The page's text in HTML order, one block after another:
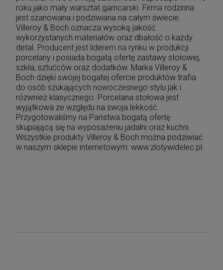
roku jako mały warsztat garncarski. Firma rodzinna
jest szanowana i podziwiana na całym świecie.
Villeroy & Boch oznacza wysoką jakość
wykorzystanych materiałów oraz dbałość o każdy
detal. Producent jest liderem na rynku w produkcji
porcelany i posiada bogatą ofertę zastawy stołowej,
szkła, sztućców oraz dodatków. Marka Villeroy &
Boch dzięki swojej bogatej ofercie produktów trafia
do osób szukających nowoczesnego stylu jak i
rózwnież klasycznego. Porcelana stołowa jest
wyjątkowa ze względu na swoja lekkość.
Przygotowaliśmy na Państwa bogatą ofertę
skupiającą się na wyposażeniu jadalni oraz kuchni.
Wszystkie produkty Villeroy & Boch można podziwiać
w naszym sklepie internetowym: www.zlotywidelec.pl.